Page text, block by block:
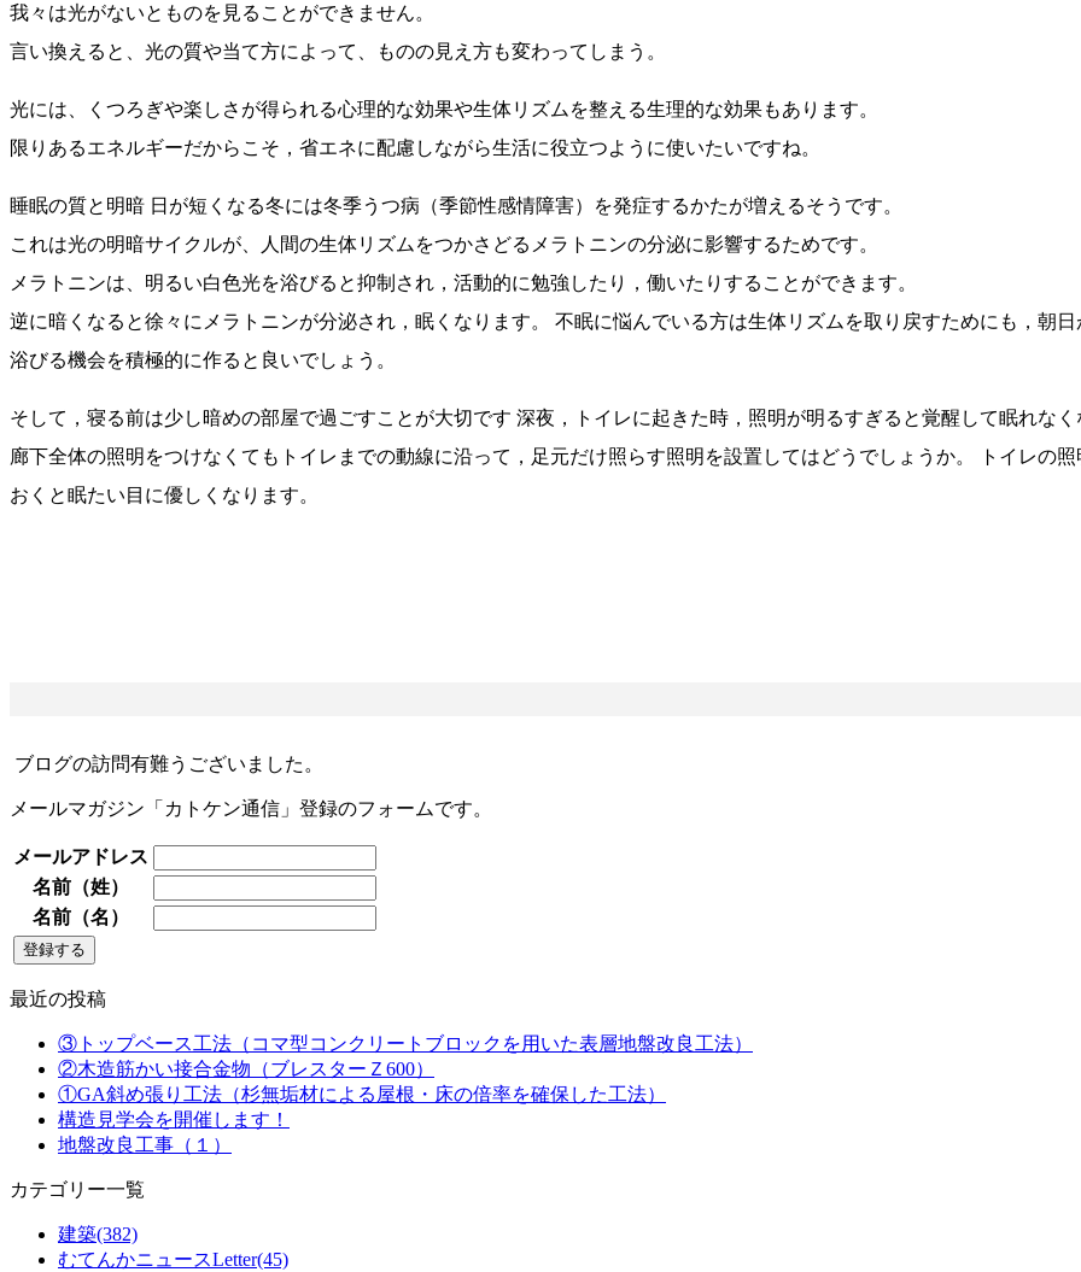
我々は光がないとものを見ることができません。
言い換えると、光の質や当て方によって、ものの見え方も変わってしまう。
光には、くつろぎや楽しさが得られる心理的な効果や生体リズムを整える生理的な効果もあります。
限りあるエネルギーだからこそ，省エネに配慮しながら生活に役立つように使いたいですね。
睡眠の質と明暗 日が短くなる冬には冬季うつ病（季節性感情障害）を発症するかたが増えるそうです。
これは光の明暗サイクルが、人間の生体リズムをつかさどるメラトニンの分泌に影響するためです。
メラトニンは、明るい白色光を浴びると抑制され，活動的に勉強したり，働いたりすることができます。
逆に暗くなると徐々にメラトニンが分泌され，眠くなります。 不眠に悩んでいる方は生体リズムを取り戻すためにも，朝
浴びる機会を積極的に作ると良いでしょう。
そして，寝る前は少し暗めの部屋で過ごすことが大切です 深夜，トイレに起きた時，照明が明るすぎると覚醒して眠れなく
廊下全体の照明をつけなくてもトイレまでの動線に沿って，足元だけ照らす照明を設置してはどうでしょうか。 トイレの
おくと眠たい目に優しくなります。
ブログの訪問有難うございました。
メールマガジン「カトケン通信」登録のフォームです。
メールアドレス
名前（姓）
名前（名）
最近の投稿
③トップベース工法（コマ型コンクリートブロックを用いた表層地盤改良工法）
②木造筋かい接合金物（ブレスターＺ600）
①GA斜め張り工法（杉無垢材による屋根・床の倍率を確保した工法）
構造見学会を開催します！
地盤改良工事（１）
カテゴリー一覧
建築(382)
むてんかニュースLetter(45)